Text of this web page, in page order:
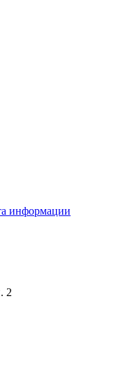
информации
2